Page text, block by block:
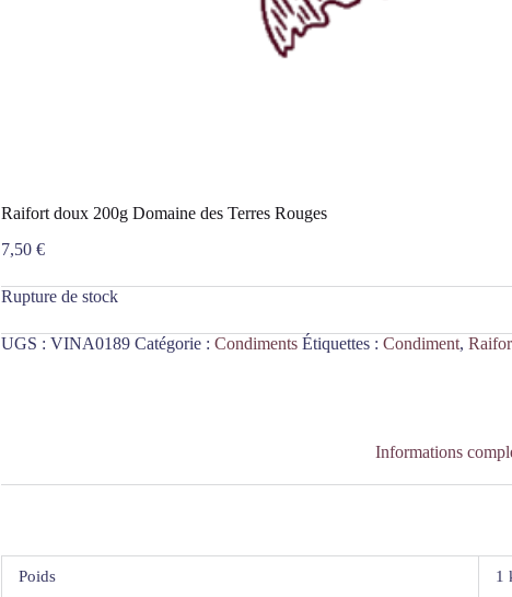
Raifort doux 200g Domaine des Terres Rouges
7,50 €
Rupture de stock
UGS : VINA0189 Catégorie : Condiments Étiquettes : Condiment,
Informations
Poids 1